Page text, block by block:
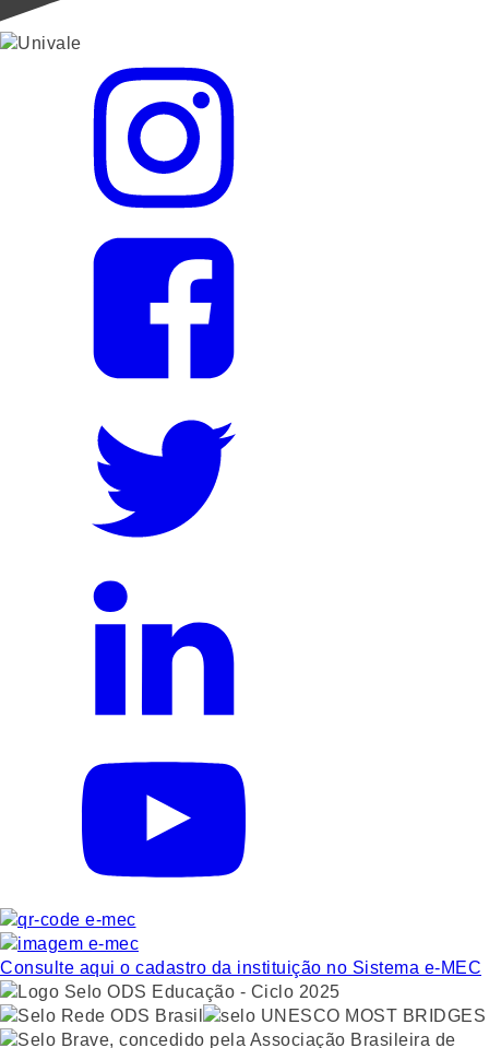
Consulte aqui o cadastro da instituição no Sistema e-MEC